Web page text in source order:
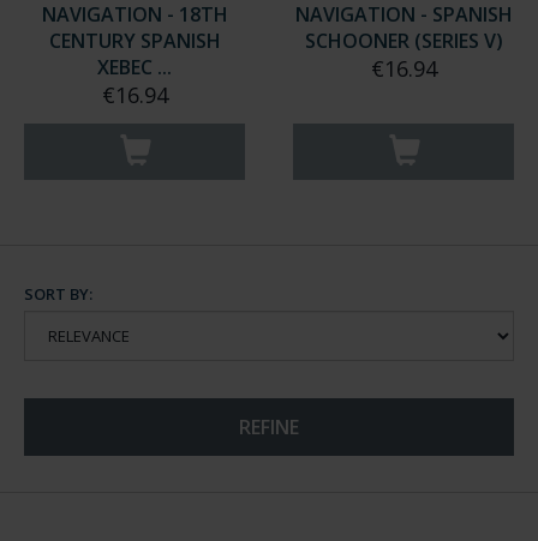
NAVIGATION - 18TH
CENTURY SPANISH
XEBEC ...
€16.94
NAVIGATION - SPANISH
SCHOONER (SERIES V)
€16.94
SORT BY:
REFINE